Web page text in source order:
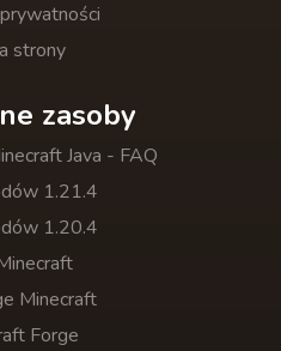
strony
zasoby
Java - FAQ
1.21.4
1.20.4
Minecraft
Forge